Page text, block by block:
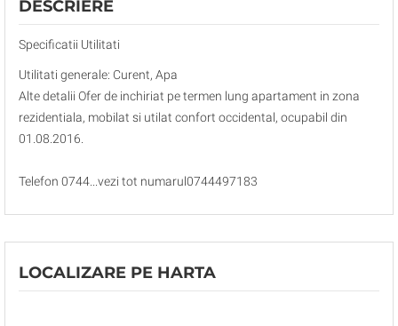
DESCRIERE
Specificatii Utilitati
Utilitati generale: Curent, Apa
Alte detalii Ofer de inchiriat pe termen lung apartament in zona
rezidentiala, mobilat si utilat confort occidental, ocupabil din
01.08.2016.
Telefon 0744...vezi tot numarul0744497183
LOCALIZARE PE HARTA